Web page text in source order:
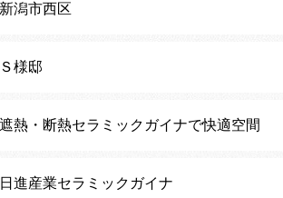
新潟市西区
Ｓ様邸
遮熱・断熱セラミックガイナで快適空間
日進産業セラミックガイナ